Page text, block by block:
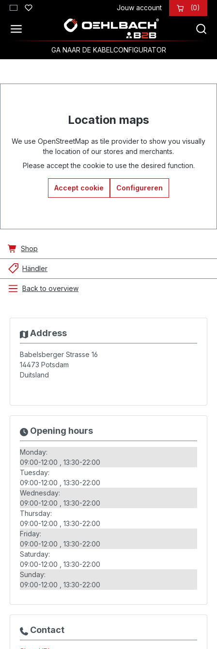
Ga naar de hoofdinhoud Jouw account (0)
GA NAAR DE KABELCONFIGURATOR
Location maps
We use OpenStreetMap as tile provider to show you visually
the location of our stores and merchants.
Please accept the cookie to use the desired function.
Accept cookie Configureren
Shop
Händler
Back to overview
Address
Babelsberger Strasse 16
14473 Potsdam
Duitsland
Opening hours
Monday:
09:00-12:00
13:30-22:00
Tuesday:
09:00-12:00
13:30-22:00
Wednesday:
09:00-12:00
13:30-22:00
Thursday:
09:00-12:00
13:30-22:00
Friday:
09:00-12:00
13:30-22:00
Saturday:
09:00-12:00
13:30-22:00
Sunday:
09:00-12:00
13:30-22:00
Contact